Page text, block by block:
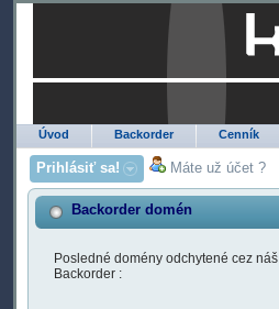
Úvod Backorder Cenník
Prihlásiť sa! Máte už účet ?
Backorder domén
Posledné domény odchytené cez náš
Backorder :